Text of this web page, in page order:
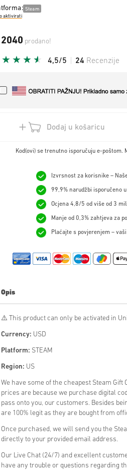
Steam
aktivirati
2040 prodano!
4,5/5 24 Recenzije
Dodaj u košaricu
Kod(ovi) se trenutno isporučuju e-poštom.
Izvrsnost za korisnike –
99,9% narudžbi isporučeno
Ocjena 4,8/5 od više od 3
Manje od 0,3% zahtjeva za
Plaćajte s povjerenjem –
Opis
⚠️ This product can only be activated in
Currency: USD
Platform: STEAM
Region: US
We have some of the cheapest Steam Gift
prices are because we purchase digital
pass onto you, our customers. Besides
are 100% legit as they are bought from
Once purchased, we will send you the
directly to your provided email address.
Our Live Chat (24/7) and excellent
have any trouble or questions regarding